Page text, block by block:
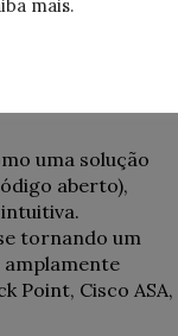
monitoramento
uma solução
aberto),
tornando um
Point, Cisco ASA,
mais.